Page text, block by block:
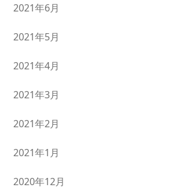
2021年6月
2021年5月
2021年4月
2021年3月
2021年2月
2021年1月
2020年12月